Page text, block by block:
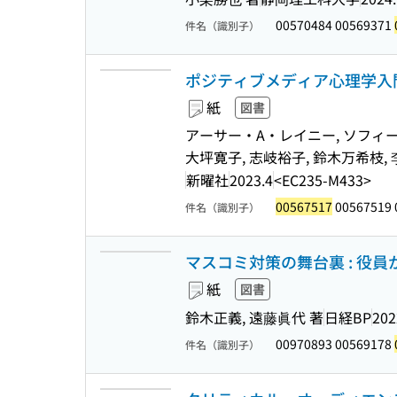
件名（識別子） 00570484 00569371
ポジティブメディア心理学
紙 図書
アーサー・A・レイニー, ソフィ
大坪寛子, 志岐裕子, 鈴木万希枝,
新曜社2023.4<EC235-M433>
件名（識別子） 00567517 00567519
マスコミ対策の舞台裏 : 役
紙 図書
鈴木正義, 遠藤眞代 著日経BP
件名（識別子） 00970893 00569178